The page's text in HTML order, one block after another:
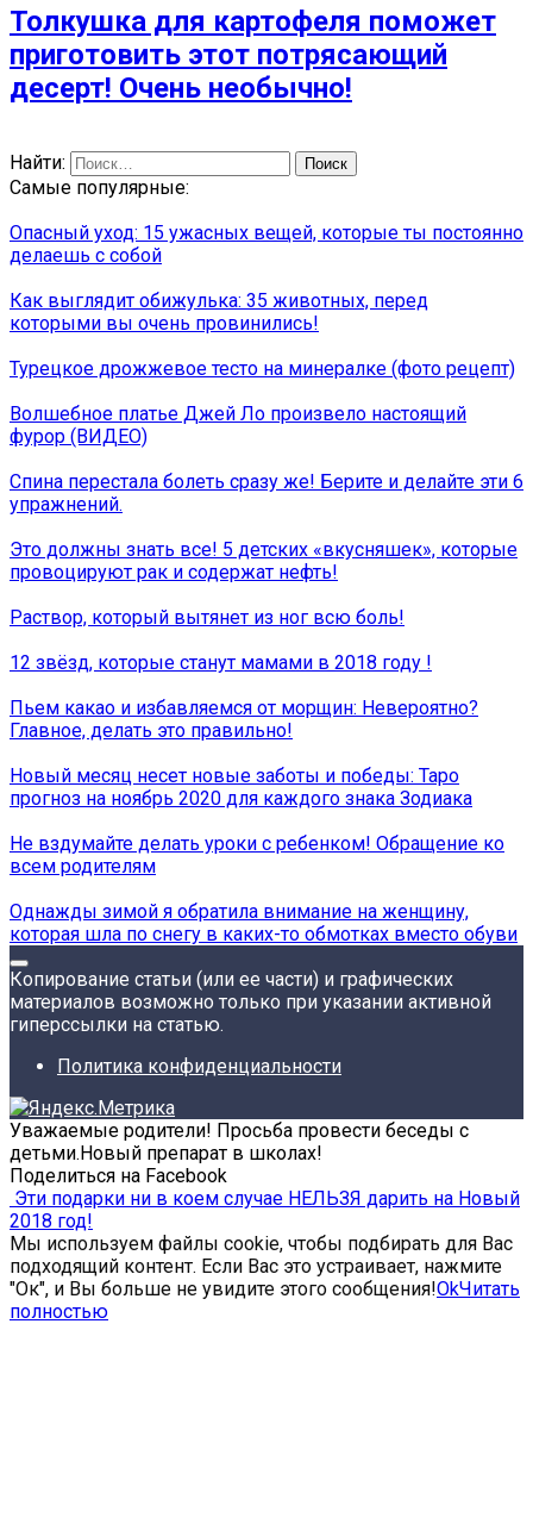
Толкушка для картофеля поможет
приготовить этот потрясающий
десерт! Очень необычно!
Найти:
Самые популярные:
Опасный уход: 15 ужасных вещей, которые ты постоянно
делаешь с собой
Как выглядит обижулька: 35 животных, перед
которыми вы очень провинились!
Турецкое дрожжевое тесто на минералке (фото рецепт)
Волшебное платье Джей Ло произвело настоящий
фурор (ВИДЕО)
Спина перестала болеть сразу же! Берите и делайте эти 6
упражнений.
Это должны знать все! 5 детских «вкусняшек», которые
провоцируют рак и содержат нефть!
Раствор, который вытянет из ног всю боль!
12 звёзд, которые станут мамами в 2018 году !
Пьем какао и избавляемся от морщин: Невероятно?
Главное, делать это правильно!
Новый месяц несет новые заботы и победы: Таро
прогноз на ноябрь 2020 для каждого знака Зодиака
Не вздумайте делать уроки с ребенком! Обращение ко
всем родителям
Однажды зимой я обратила внимание на женщину,
которая шла по снегу в каких-то обмотках вместо обуви
Копирование статьи (или ее части) и графических
материалов возможно только при указании активной
гиперссылки на статью.
Политика конфиденциальности
Уважаемые родители! Просьба провести беседы с
детьми.Новый препарат в школах!
Поделиться на Facebook
Эти подарки ни в коем случае НЕЛЬЗЯ дарить на Новый
2018 год!
Мы используем файлы cookie, чтобы подбирать для Вас
подходящий контент. Если Вас это устраивает, нажмите
"Ок", и Вы больше не увидите этого сообщения!OkЧитать
полностью